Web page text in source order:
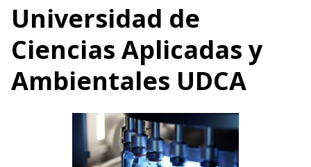
Universidad de
Ciencias Aplicadas y
Ambientales UDCA